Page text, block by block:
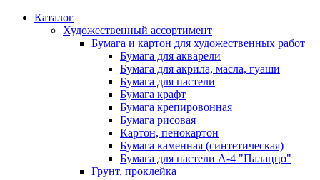
Каталог
Художественный ассортимент
Бумага и картон для художественных работ
Бумага для акварели
Бумага для акрила, масла, гуаши
Бумага для пастели
Бумага крафт
Бумага крепировонная
Бумага рисовая
Картон, пенокартон
Бумага каменная (синтетическая)
Бумага для пастели А-4 "Палаццо"
Грунт, проклейка